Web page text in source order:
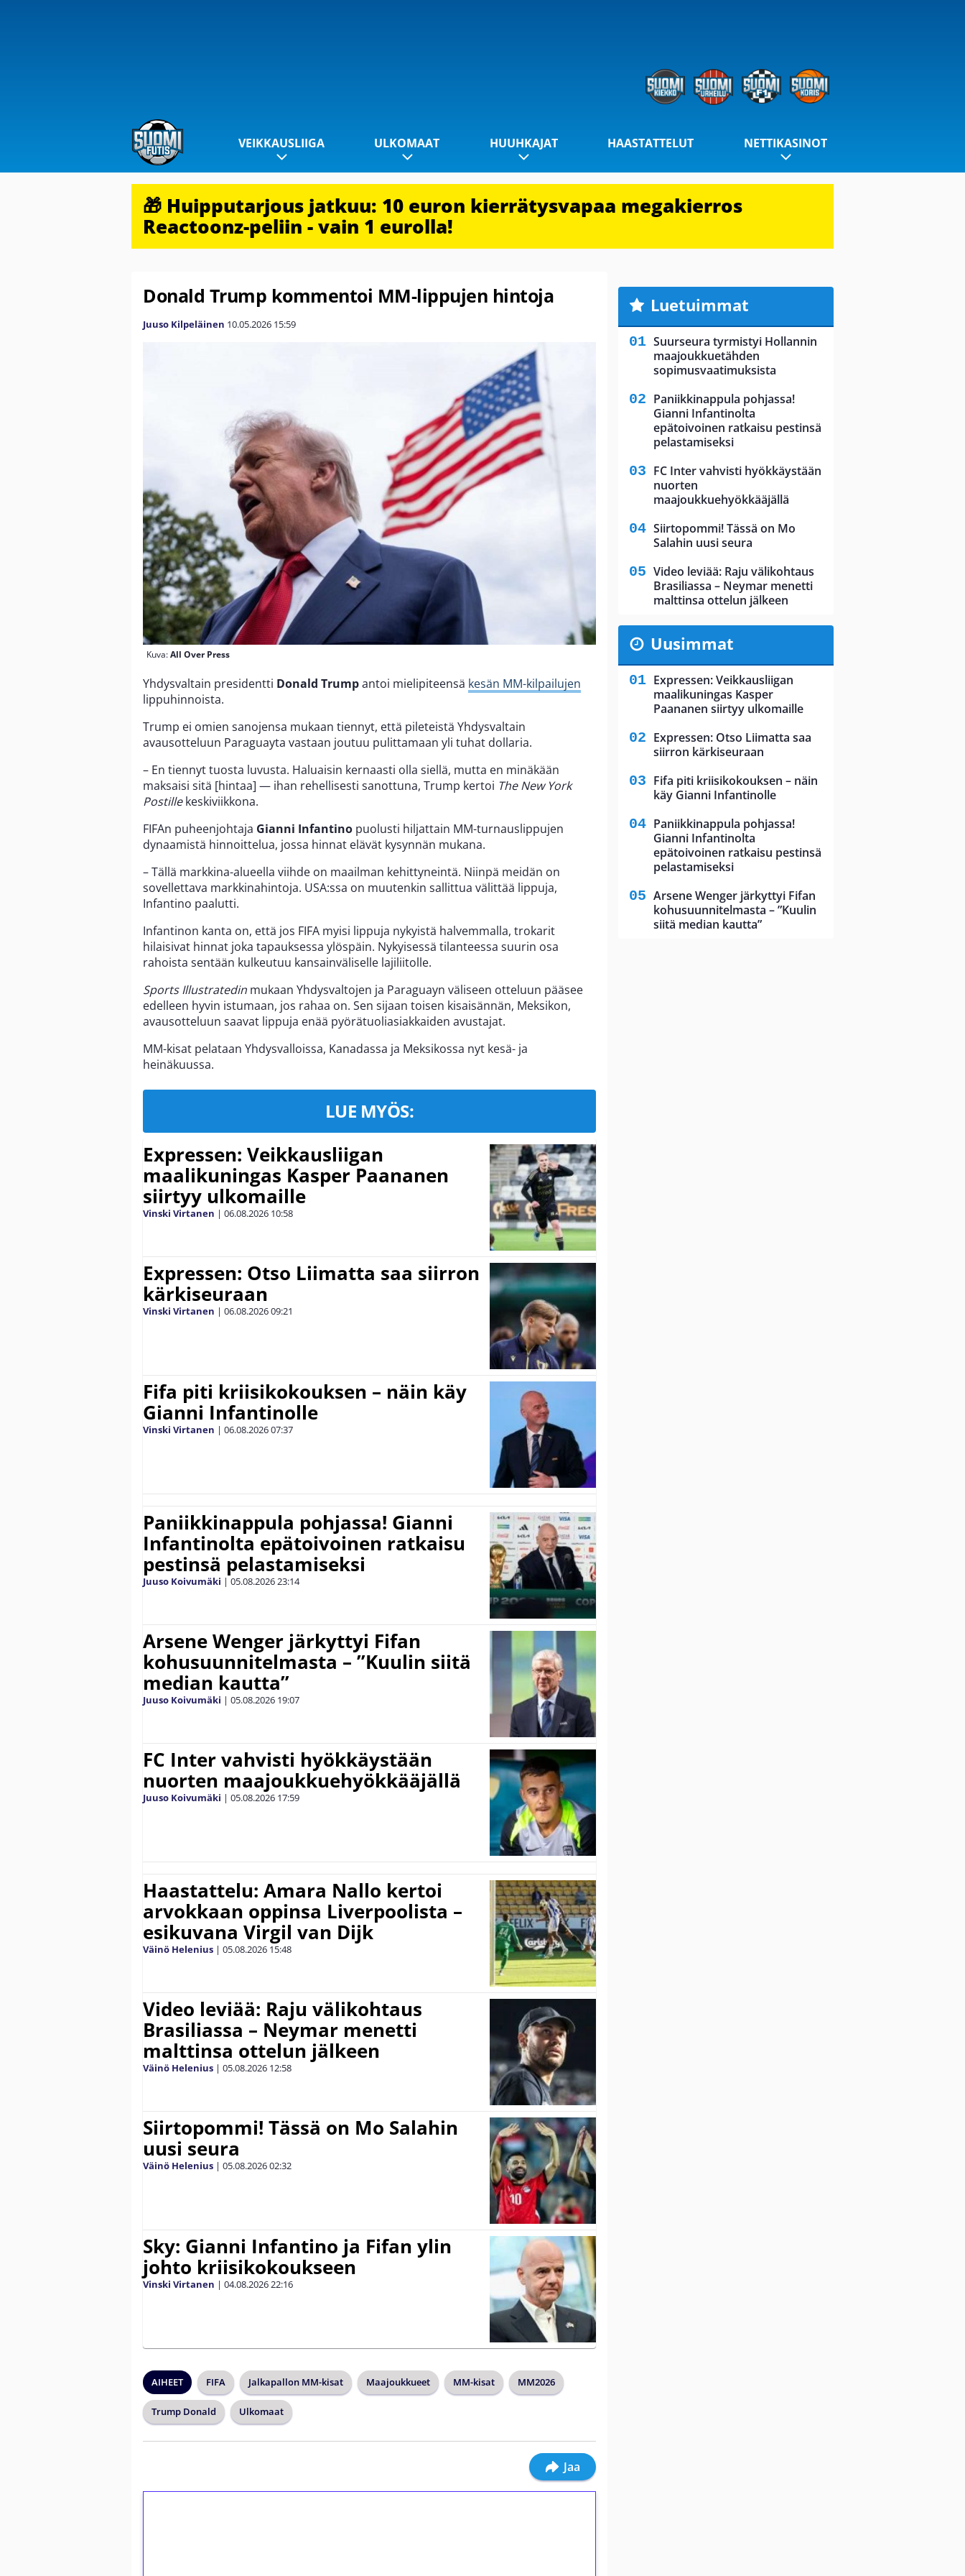
VEIKKAUSLIIGA ULKOMAAT HUUHKAJAT HAASTATTELUT NETTIKASINOT
🎁 Huipputarjous jatkuu: 10 euron kierrätysvapaa megakierros
Reactoonz-peliin - vain 1 eurolla!
Donald Trump kommentoi MM-lippujen hintoja
Juuso Kilpeläinen 10.05.2026 15:59
Kuva:All Over Press
Yhdysvaltain presidentti Donald Trumpantoi mielipiteensä kesän MM-kilpailujen
lippuhinnoista.
Trump ei omien sanojensa mukaan tiennyt, että pileteistä Yhdysvaltain
avausotteluun Paraguayta vastaan joutuu pulittamaan yli tuhat dollaria.
– En tiennyt tuosta luvusta. Haluaisin kernaasti olla siellä, mutta en minäkään
maksaisi sitä [hintaa] — ihan rehellisesti sanottuna, Trump kertoi The New York
Postillekeskiviikkona.
FIFAn puheenjohtaja Gianni Infantino puolusti hiljattain MM-turnauslippujen
dynaamistä hinnoittelua, jossa hinnat elävät kysynnän mukana.
– Tällä markkina-alueella viihde on maailman kehittyneintä. Niinpä meidän on
sovellettava markkinahintoja. USA:ssa on muutenkin sallittua välittää lippuja,
Infantino paalutti.
Infantinon kanta on, että jos FIFA myisi lippuja nykyistä halvemmalla, trokarit
hilaisivat hinnat joka tapauksessa ylöspäin. Nykyisessä tilanteessa suurin osa
rahoista sentään kulkeutuu kansainväliselle lajiliitolle.
Sports Illustratedin mukaan Yhdysvaltojen ja Paraguayn väliseen otteluun pääsee
edelleen hyvin istumaan, jos rahaa on. Sen sijaan toisen kisaisännän, Meksikon,
avausotteluun saavat lippuja enää pyörätuoliasiakkaiden avustajat.
MM-kisat pelataan Yhdysvalloissa, Kanadassa ja Meksikossa nyt kesä- ja
heinäkuussa.
LUE MYÖS:
Expressen: Veikkausliigan
maalikuningas Kasper Paananen
siirtyy ulkomaille
Vinski Virtanen | 06.08.2026 10:58
Expressen: Otso Liimatta saa siirron
kärkiseuraan
Vinski Virtanen | 06.08.202609:21
Fifa piti kriisikokouksen – näin käy
Gianni Infantinolle
Vinski Virtanen | 06.08.202607:37
Paniikkinappula pohjassa! Gianni
Infantinolta epätoivoinen ratkaisu
pestinsä pelastamiseksi
Juuso Koivumäki | 05.08.202623:14
Arsene Wenger järkyttyi Fifan
kohusuunnitelmasta – ”Kuulin siitä
median kautta”
Juuso Koivumäki | 05.08.2026 19:07
FC Inter vahvisti hyökkäystään
nuorten maajoukkuehyökkääjällä
Juuso Koivumäki | 05.08.2026 17:59
Haastattelu: Amara Nallo kertoi
arvokkaan oppinsa Liverpoolista –
esikuvana Virgil van Dijk
Väinö Helenius | 05.08.2026 15:48
Video leviää: Raju välikohtaus
Brasiliassa – Neymar menetti
malttinsa ottelun jälkeen
Väinö Helenius | 05.08.2026 12:58
Siirtopommi! Tässä on Mo Salahin
uusi seura
Väinö Helenius | 05.08.202602:32
Sky: Gianni Infantino ja Fifan ylin
johto kriisikokoukseen
Vinski Virtanen | 04.08.202622:16
AIHEET FIFA Jalkapallon MM-kisat Maajoukkueet MM-kisat MM2026
Trump Donald Ulkomaat
Jaa
Luetuimmat
Suurseura tyrmistyi Hollannin
maajoukkuetähden
sopimusvaatimuksista
Paniikkinappula pohjassa!
Gianni Infantinolta
epätoivoinen ratkaisu pestinsä
pelastamiseksi
FC Inter vahvisti hyökkäystään
nuorten
maajoukkuehyökkääjällä
Siirtopommi! Tässä on Mo
Salahin uusi seura
Video leviää: Raju välikohtaus
Brasiliassa – Neymar menetti
malttinsa ottelun jälkeen
Uusimmat
Expressen: Veikkausliigan
maalikuningas Kasper
Paananen siirtyy ulkomaille
Expressen: Otso Liimatta saa
siirron kärkiseuraan
Fifa piti kriisikokouksen – näin
käy Gianni Infantinolle
Paniikkinappula pohjassa!
Gianni Infantinolta
epätoivoinen ratkaisu pestinsä
pelastamiseksi
Arsene Wenger järkyttyi Fifan
kohusuunnitelmasta – ”Kuulin
siitä median kautta”